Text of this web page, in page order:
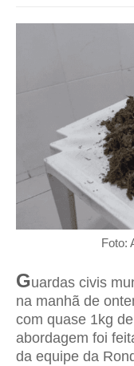
Foto:
Guardas civis
na manhã de
com quase 1kg
abordagem foi
da equipe da